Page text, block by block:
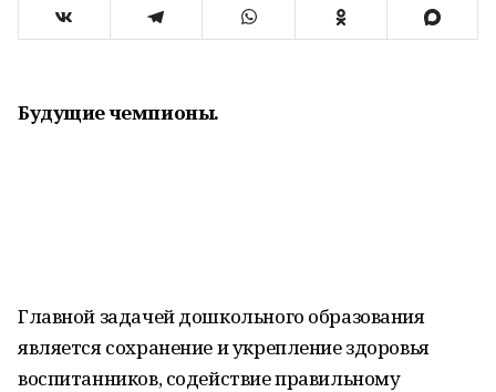
Будущие чемпионы.
Главной задачей дошкольного образования
является сохранение и укрепление здоровья
воспитанников, содействие правильному